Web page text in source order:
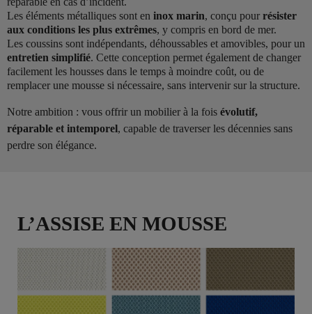
Les éléments métalliques sont en inox marin, conçu pour résister
aux conditions les plus extrêmes, y compris en bord de mer.
Les coussins sont indépendants, déhoussables et amovibles, pour un
entretien simplifié. Cette conception permet également de changer
facilement les housses dans le temps à moindre coût, ou de
remplacer une mousse si nécessaire, sans intervenir sur la structure.
Notre ambition : vous offrir un mobilier à la fois évolutif,
réparable et intemporel, capable de traverser les décennies sans
perdre son élégance.
L’ASSISE EN MOUSSE